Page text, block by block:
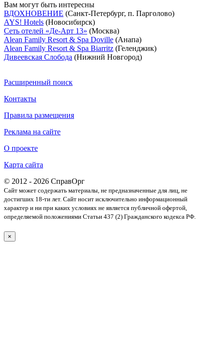
Вам могут быть интересны
ВДОХНОВЕНИЕ (Санкт-Петербург, п. Парголово)
AYS! Hotels (Новосибирск)
Сеть отелей «Де-Арт 13» (Москва)
Alean Family Resort & Spa Doville (Анапа)
Alean Family Resort & Spa Biarritz (Геленджик)
Дивеевская Слобода (Нижний Новгород)
Расширенный поиск
Контакты
Правила размещения
Реклама на сайте
О проекте
Карта сайта
© 2012 - 2026 СправОрг
Сайт может содержать материалы, не предназначенные для лиц, не
достигших 18-ти лет. Cайт носит исключительно информационный
характер и ни при каких условиях не является публичной офертой,
определяемой положениями Статьи 437 (2) Гражданского кодекса РФ.
×